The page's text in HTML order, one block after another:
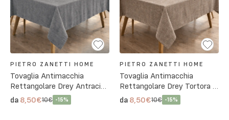
PIETRO ZANETTI HOME
Tovaglia Antimacchia
Rettangolare Drey Antracite
- 3 Misure
da 8,50€10€ -15%
PIETRO ZANETTI HOME
Tovaglia Antimacchia
Rettangolare Drey Tortora -
3 Misure
da 8,50€10€ -15%